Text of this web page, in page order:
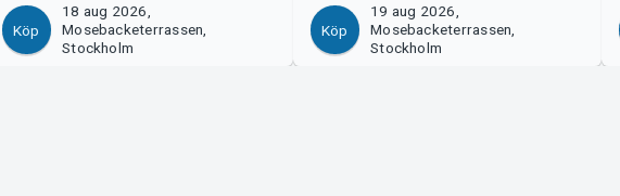
Köp
18 aug 2026,
Mosebacketerrassen,
Stockholm
Köp
19 aug 2026,
Mosebacketerrassen,
Stockholm